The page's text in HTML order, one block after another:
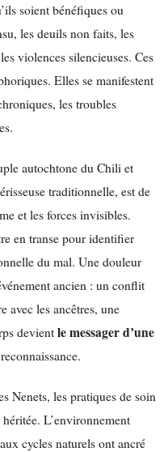
soient bénéfiques ou
les deuils non faits, les
violences silencieuses. Ces
Elles se manifestent
les troubles
autochtone du Chili et
traditionnelle, est de
et les forces invisibles.
en transe pour identifier
du mal. Une douleur
ancien : un conflit
avec les ancêtres, une
devientle messager d’une
Nenets, les pratiques de soin
L’environnement
cycles naturels ont ancré